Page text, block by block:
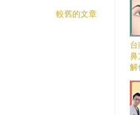
較舊的文章
台
鼻
解